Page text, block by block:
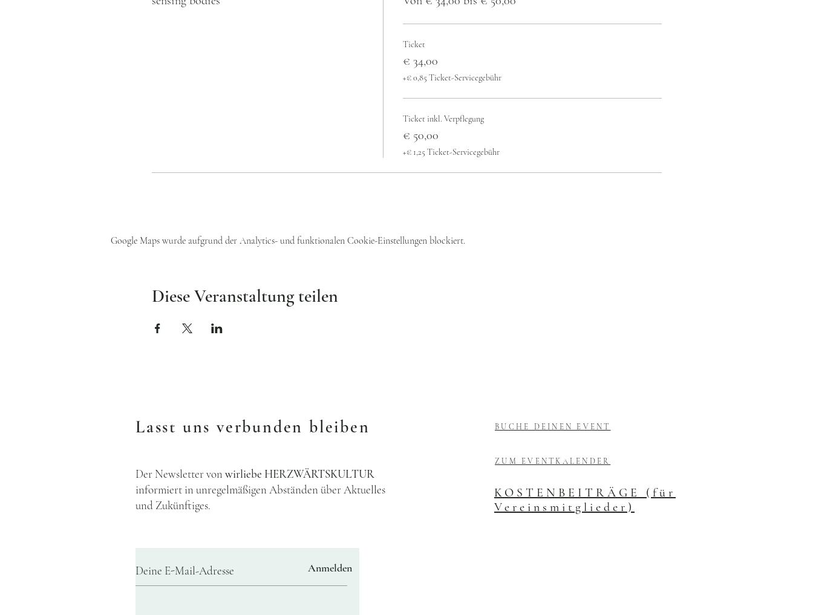
Ticket
€ 34,00
+€ 0,85 Ticket-Servicegebühr
Ticket inkl. Verpflegung
€ 50,00
+€ 1,25 Ticket-Servicegebühr
Google Maps wurde aufgrund der Analytics- und funktionalen Cookie-Einstellungen blockiert.
Diese Veranstaltung teilen
Lasst uns verbunden bleiben BUCHE DEINEN EVENT
ZUM EVENTKALENDER
Der Newsletter von wirliebe HERZWÄRTSKULTUR
informiert in unregelmäßigen Abständen über Aktuelles
und Zukünftiges.
KOSTENBEITRÄGE (für
Vereinsmitglieder)
Anmelden